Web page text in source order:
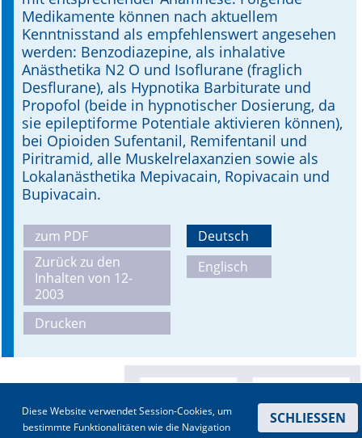
Medikamente können nach aktuellem
Kenntnisstand als empfehlenswert angesehen
werden: Benzodiazepine, als inhalative
Anästhetika N2 O und Isoflurane (fraglich
Desflurane), als Hypnotika Barbiturate und
Propofol (beide in hypnotischer Dosierung, da
sie epileptiforme Potentiale aktivieren können),
bei Opioiden Sufentanil, Remifentanil und
Piritramid, alle Muskelrelaxanzien sowie als
Lokalanästhetika Mepivacain, Ropivacain und
Bupivacain.
zum PDF
Zurück zu den
Inhalten von 12-
2003
Drucken
Deutsch
Englisch
Diese Website verwendet Session-Cookies, um
bestimmte Funktionalitäten wie die Navigation
SCHLIESSEN